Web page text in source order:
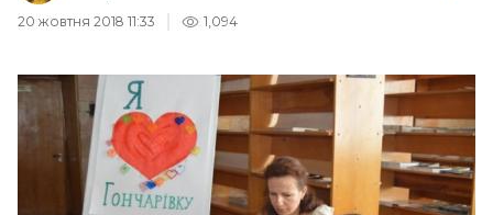
20 жовтня 2018 11:33
1,094